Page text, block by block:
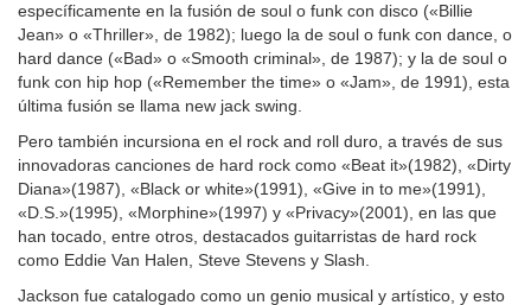
específicamente en la fusión de soul o funk con disco («Billie
Jean» o «Thriller», de 1982); luego la de soul o funk con dance, o
hard dance («Bad» o «Smooth criminal», de 1987); y la de soul o
funk con hip hop («Remember the time» o «Jam», de 1991), esta
última fusión se llama new jack swing.
Pero también incursiona en el rock and roll duro, a través de sus
innovadoras canciones de hard rock como «Beat it»(1982), «Dirty
Diana»(1987), «Black or white»(1991), «Give in to me»(1991),
«D.S.»(1995), «Morphine»(1997) y «Privacy»(2001), en las que
han tocado, entre otros, destacados guitarristas de hard rock
como Eddie Van Halen, Steve Stevens y Slash.
Jackson fue catalogado como un genio musical y artístico, y esto